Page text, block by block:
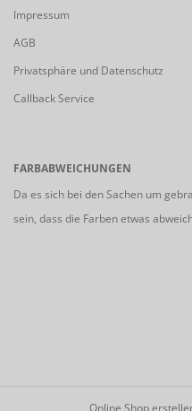
Impressum
AGB
Privatsphäre und Datenschutz
Callback Service
FARBABWEICHUNGEN
Da es sich bei den Sachen um
sein, dass die Farben etwas
Online Shop